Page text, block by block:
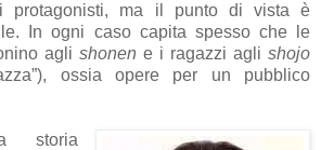
protagonisti, ma il punto di vista è
In ogni caso capita spesso che le
agli shonen e i ragazzi agli shojo
ossia opere per un pubblico
storia